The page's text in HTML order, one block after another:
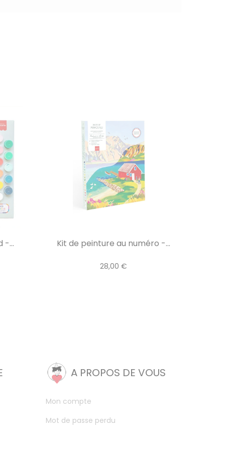
-... Kit de peinture au numéro -...
28,00 €
A PROPOS DE VOUS
Mon compte
Mot de passe perdu